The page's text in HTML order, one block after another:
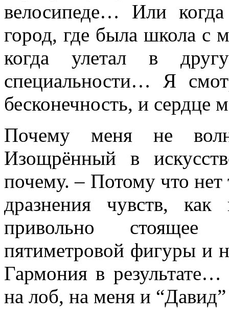
велосипеде… Или
город, где была школа с
когда улетал в
специальности… Я
бесконечность, и сердце
Почему меня не
Изощрённый в
почему. – Потому что нет
дразнения чувств,
привольно стоящее
пятиметровой фигуры и
Гармония в
на лоб, на меня и “Давид”